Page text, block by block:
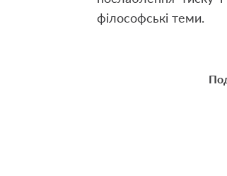
філософські теми.